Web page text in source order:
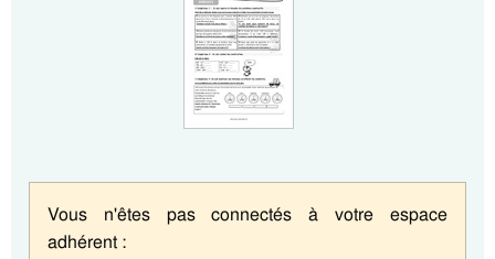
Vous n'êtes pas connectés à votre espace
adhérent :